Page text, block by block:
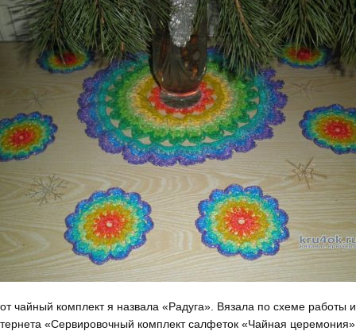
чайный комплект я назвала «Радуга». Вязала по схеме работы
«Сервировочный комплект салфеток «Чайная